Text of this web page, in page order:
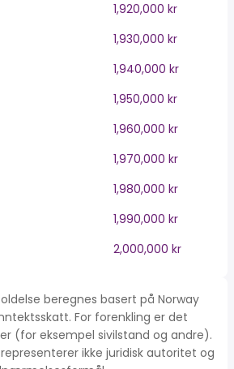
1,920,000 kr
1,930,000 kr
1,940,000 kr
1,950,000 kr
1,960,000 kr
1,970,000 kr
1,980,000 kr
1,990,000 kr
2,000,000 kr
beregnes basert på Norway
For forenkling er det
(for eksempel sivilstand og andre).
ikke juridisk autoritet og